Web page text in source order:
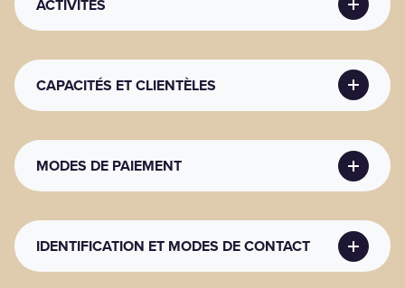
ACTIVITÉS
ACTIVITÉS SPORTIVES EN HAUTEUR
Activités sportives en hauteur
CAPACITÉS ET CLIENTÈLES
CLIENTÈLE ADMISE
Âge minimum: 3
MODES DE PAIEMENT
MODES DE PAIEMENT
Mode de paiement: Argent comptant, Débit ou
Carte de débit, Master Card, Visa
IDENTIFICATION ET MODES DE CONTACT